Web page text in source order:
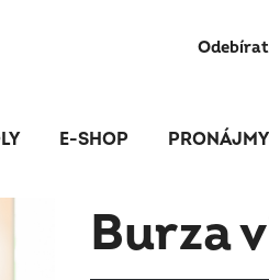
E-SHOP PRONÁJMY
Burza